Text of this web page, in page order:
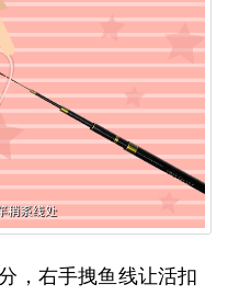
，右手拽鱼线让活扣